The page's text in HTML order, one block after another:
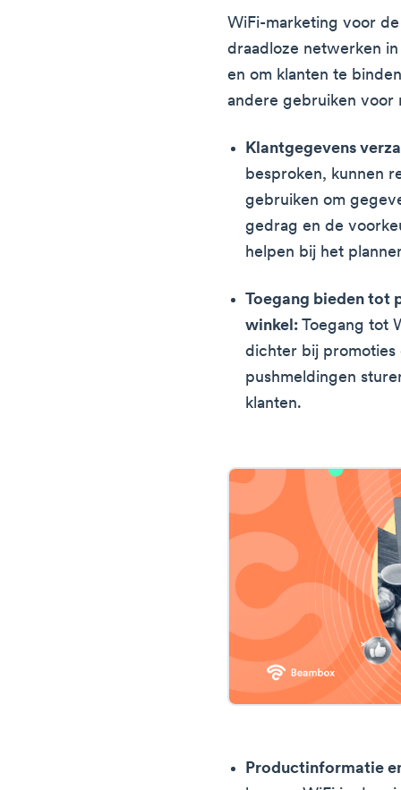
WiFi-marketing voor
draadloze netwerken
en om klanten te
andere gebruiken voor
Klantgegevens
besproken, kunnen
gebruiken om
gedrag en de
helpen bij het
Toegang bieden tot
winkel: Toegang tot
dichter bij promoties
pushmeldingen
klanten.
Productinformatie